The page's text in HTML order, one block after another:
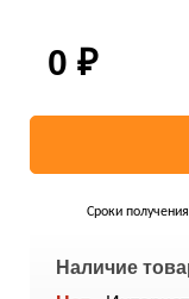
0 ₽
Сроки
Наличие